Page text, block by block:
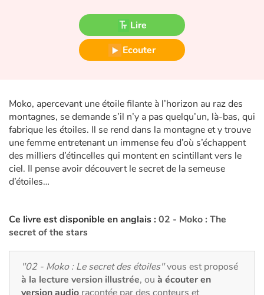
Fable, mythe, littérature et poésie
Héroïnes et héros
Écologie, nature, saisons
Les animaux
Autour du monde
Apprentissage
Lire
Ecouter
Moko, apercevant une étoile filante à l’horizon au raz des
montagnes, se demande s’il n’y a pas quelqu’un, là-bas, qui
fabrique les étoiles. Il se rend dans la montagne et y trouve
une femme entretenant un immense feu d’où s’échappent
des milliers d’étincelles qui montent en scintillant vers le
ciel. Il pense avoir découvert le secret de la semeuse
d’étoiles…
Ce livre est disponible en anglais : 02 - Moko : The
secret of the stars
"02 - Moko : Le secret des étoiles"vous est proposé
à la lecture version illustrée, ou à écouter en